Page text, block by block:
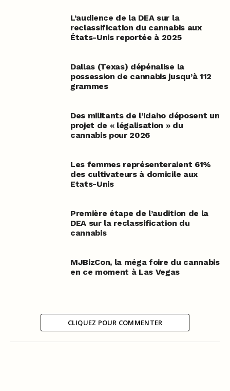
L’audience de la DEA sur la
reclassification du cannabis aux
États-Unis reportée à 2025
Dallas (Texas) dépénalise la
possession de cannabis jusqu’à 112
grammes
Des militants de l’Idaho déposent un
projet de « légalisation » du
cannabis pour 2026
Les femmes représenteraient 61%
des cultivateurs à domicile aux
Etats-Unis
Première étape de l’audition de la
DEA sur la reclassification du
cannabis
MJBizCon, la méga foire du cannabis
en ce moment à Las Vegas
CLIQUEZ POUR COMMENTER